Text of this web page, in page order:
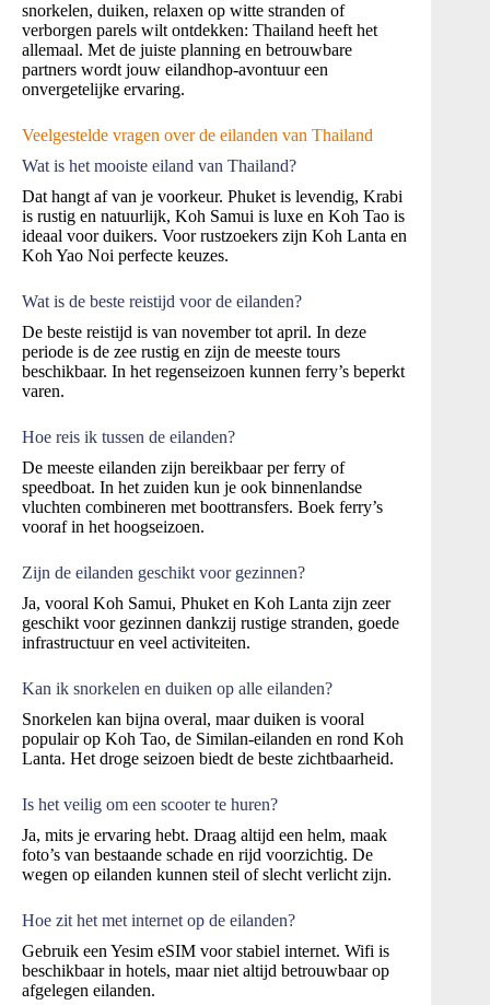
snorkelen, duiken, relaxen op witte stranden of
verborgen parels wilt ontdekken: Thailand heeft het
allemaal. Met de juiste planning en betrouwbare
partners wordt jouw eilandhop-avontuur een
onvergetelijke ervaring.
Veelgestelde vragen over de eilanden van Thailand
Wat is het mooiste eiland van Thailand?
Dat hangt af van je voorkeur. Phuket is levendig, Krabi
is rustig en natuurlijk, Koh Samui is luxe en Koh Tao is
ideaal voor duikers. Voor rustzoekers zijn Koh Lanta en
Koh Yao Noi perfecte keuzes.
Wat is de beste reistijd voor de eilanden?
De beste reistijd is van november tot april. In deze
periode is de zee rustig en zijn de meeste tours
beschikbaar. In het regenseizoen kunnen ferry’s beperkt
varen.
Hoe reis ik tussen de eilanden?
De meeste eilanden zijn bereikbaar per ferry of
speedboat. In het zuiden kun je ook binnenlandse
vluchten combineren met boottransfers. Boek ferry’s
vooraf in het hoogseizoen.
Zijn de eilanden geschikt voor gezinnen?
Ja, vooral Koh Samui, Phuket en Koh Lanta zijn zeer
geschikt voor gezinnen dankzij rustige stranden, goede
infrastructuur en veel activiteiten.
Kan ik snorkelen en duiken op alle eilanden?
Snorkelen kan bijna overal, maar duiken is vooral
populair op Koh Tao, de Similan-eilanden en rond Koh
Lanta. Het droge seizoen biedt de beste zichtbaarheid.
Is het veilig om een scooter te huren?
Ja, mits je ervaring hebt. Draag altijd een helm, maak
foto’s van bestaande schade en rijd voorzichtig. De
wegen op eilanden kunnen steil of slecht verlicht zijn.
Hoe zit het met internet op de eilanden?
Gebruik een Yesim eSIM voor stabiel internet. Wifi is
beschikbaar in hotels, maar niet altijd betrouwbaar op
afgelegen eilanden.